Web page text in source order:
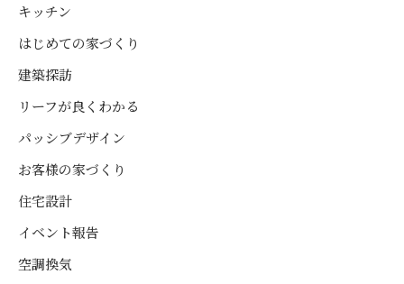
キッチン
はじめての家づくり
建築探訪
リーフが良くわかる
パッシブデザイン
お客様の家づくり
住宅設計
イベント報告
空調換気